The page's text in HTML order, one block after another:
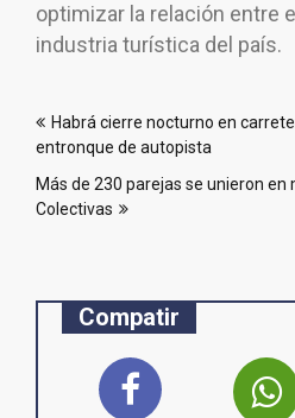
optimizar la relación entre
industria turística del país.
de
entradas
Habrá cierre nocturno en
entronque de autopista
Más de 230 parejas se unieron
Colectivas
Compatir